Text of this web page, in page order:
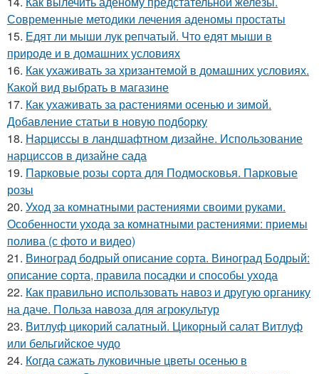
Современные методики лечения аденомы простаты
15. Едят ли мыши лук репчатый. Что едят мыши в
природе и в домашних условиях
16. Как ухаживать за хризантемой в домашних условиях.
Какой вид выбрать в магазине
17. Как ухаживать за растениями осенью и зимой.
Добавление статьи в новую подборку
18. Нарциссы в ландшафтном дизайне. Использование
нарциссов в дизайне сада
19. Парковые розы сорта для Подмосковья. Парковые
розы
20. Уход за комнатными растениями своими руками.
Особенности ухода за комнатными растениями: приемы
полива (с фото и видео)
21. Виноград бодрый описание сорта. Виноград Бодрый:
описание сорта, правила посадки и способы ухода
22. Как правильно использовать навоз и другую органику
на даче. Польза навоза для агрокультур
23. Витлуф цикорий салатный. Цикорный салат Витлуф
или бельгийское чудо
24. Когда сажать луковичные цветы осенью в